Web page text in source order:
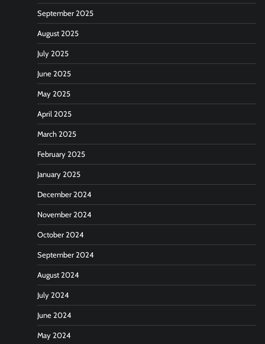
September 2025
August 2025
July 2025
June 2025
May 2025
April 2025
March 2025
February 2025
January 2025
December 2024
November 2024
October 2024
September 2024
August 2024
July 2024
June 2024
May 2024